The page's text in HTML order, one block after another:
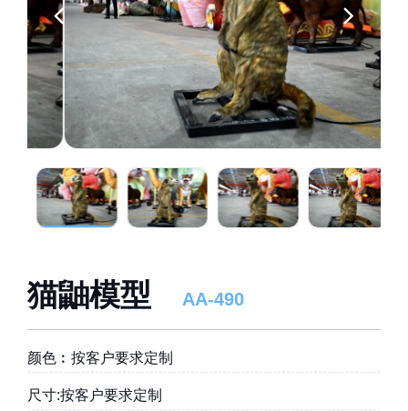
猫鼬模型 AA-490
颜色︰按客户要求定制
尺寸:按客户要求定制